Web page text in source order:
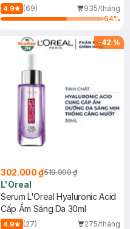
(Mới)
4.9 (69)
935/tháng
64%
-42 %
302.000 ₫519.000 ₫
L'Oreal
Serum L'Oreal Hyaluronic Acid
Cấp Ẩm Sáng Da 30ml
4.9 (27)
275/tháng